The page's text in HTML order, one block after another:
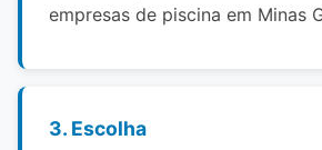
empresas de piscina em Minas
3. Escolha